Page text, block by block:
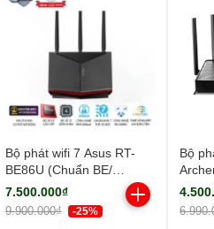
Bộ phát wifi 7 Asus RT-
BE86U (Chuẩn BE/
BE6800Mbps/ 3 Ăng-ten
ngoài, 1 ăng-ten ngầm/
AIMesh)
7.500.000₫
9.900.000₫ -25%
Bộ